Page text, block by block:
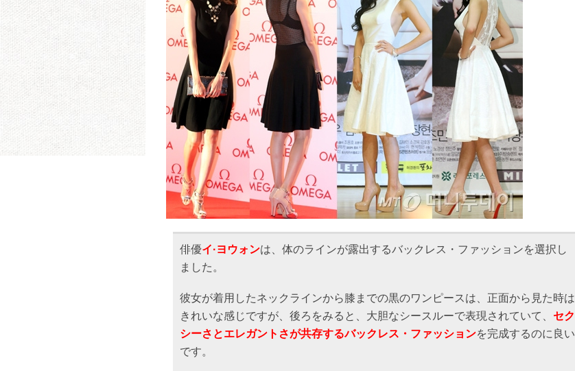
俳優イ·ヨウォンは、体のラインが露出するバックレス・ファッションを選択し
ました。
彼女が着用したネックラインから膝までの黒のワンピースは、正面から見た時は
きれいな感じですが、後ろをみると、大胆なシースルーで表現されていて、 セク
シーさとエレガントさが共存するバックレス・ファッションを完成するのに良い
です。